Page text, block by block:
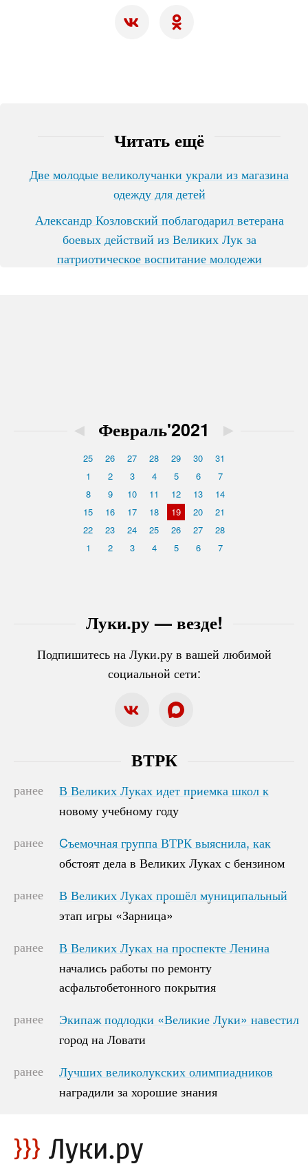
Читать ещё
Две молодые великолучанки украли из магазина
одежду для детей
Александр Козловский поблагодарил ветерана
боевых действий из Великих Лук за
патриотическое воспитание молодежи
Луки.ру — везде!
Подпишитесь на Луки.ру в вашей любимой
социальной сети:
◄ Февраль'2021 ►
25 26 27 28 29 30
31
1
2 3 4 5 6
7
8
9 10 11 12 13
14
15
16 17 18 19 20
21
22
23 24 25 26 27
28
1
2 3 4 5 6 7
ВТРК
ранее
В Великих Луках идет приемка школ к
новому учебному году
В Великих Луках идет приемка школ к
новому учебному году
ранее
Cъемочная группа ВТРК выяснила, как
обстоят дела в Великих Луках с бензином
Cъемочная группа ВТРК выяснила, как
обстоят дела в Великих Луках с бензином
ранее
В Великих Луках прошёл муниципальный
этап игры «Зарница»
В Великих Луках прошёл муниципальный
этап игры «Зарница»
ранее
В Великих Луках на проспекте Ленина
начались работы по ремонту
асфальтобетонного покрытия
В Великих Луках на проспекте Ленина
начались работы по ремонту
асфальтобетонного покрытия
ранее
Экипаж подлодки «Великие Луки» навестил
город на Ловати
Экипаж подлодки «Великие Луки» навестил
город на Ловати
ранее
Лучших великолукских олимпиадников
наградили за хорошие знания
Лучших великолукских олимпиадников
наградили за хорошие знания